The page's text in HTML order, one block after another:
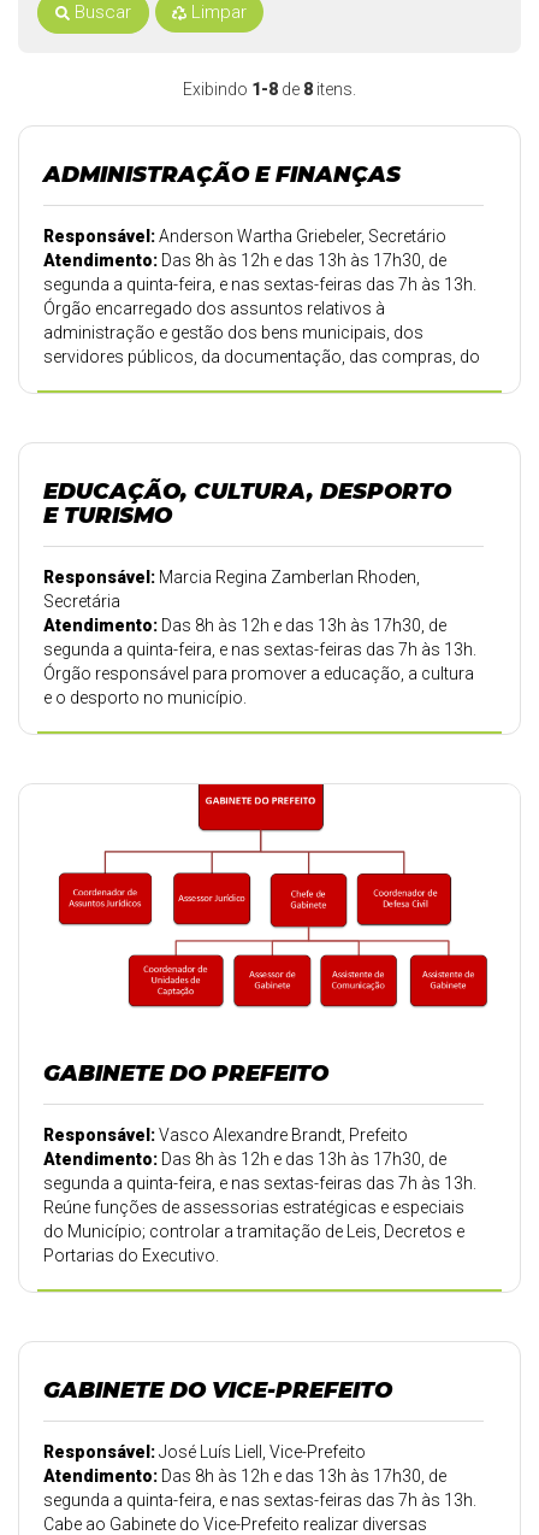
Exibindo 1-8 de 8 itens.
ADMINISTRAÇÃO E FINANÇAS
Responsável:Anderson Wartha Griebeler, Secretário
Atendimento: Das 8h às 12h e das 13h às 17h30, de
segunda a quinta-feira, e nas sextas-feiras das 7h às 13h.
Órgão encarregado dos assuntos relativos à
administração e gestão dos bens municipais, dos
servidores públicos, da documentação, das compras, do
EDUCAÇÃO, CULTURA, DESPORTO
E TURISMO
Responsável: Marcia Regina Zamberlan Rhoden,
Secretária
Atendimento: Das 8h às 12h e das 13h às 17h30, de
segunda a quinta-feira, e nas sextas-feiras das 7h às 13h.
Órgão responsável para promover a educação, a cultura
e o desporto no município.
GABINETE DO PREFEITO
Responsável:Vasco Alexandre Brandt, Prefeito
Atendimento: Das 8h às 12h e das 13h às 17h30, de
segunda a quinta-feira, e nas sextas-feiras das 7h às 13h.
Reúne funções de assessorias estratégicas e especiais
do Município; controlar a tramitação de Leis, Decretos e
Portarias do Executivo.
GABINETE DO VICE-PREFEITO
Responsável:José Luís Liell, Vice-Prefeito
Atendimento: Das 8h às 12h e das 13h às 17h30, de
segunda a quinta-feira, e nas sextas-feiras das 7h às 13h.
Cabe ao Gabinete do Vice-Prefeito realizar diversas
Buscar Limpar